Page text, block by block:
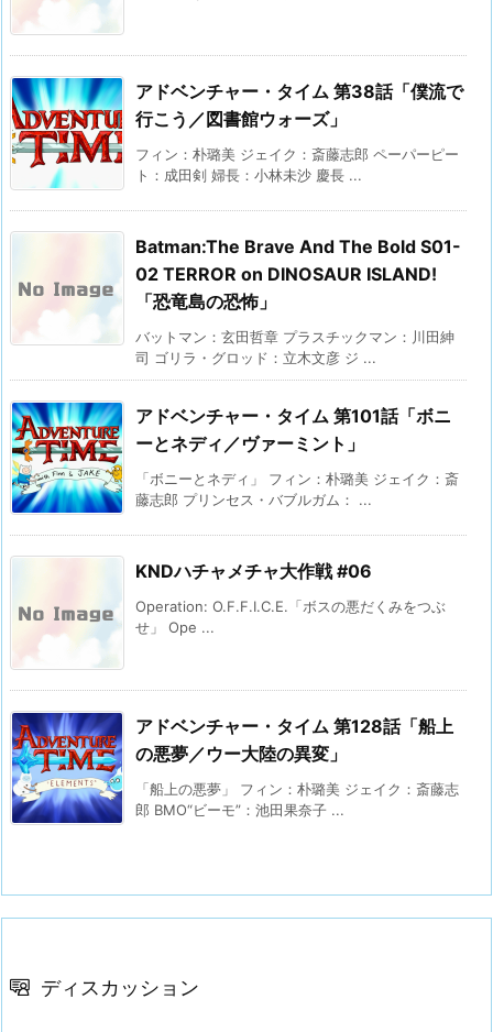
アドベンチャー・タイム 第38話「僕流で
行こう／図書館ウォーズ」
フィン：朴璐美 ジェイク：斎藤志郎 ペーパーピー
ト：成田剣 婦長：小林未沙 慶長 ...
Batman:The Brave And The Bold S01-
02 TERROR on DINOSAUR ISLAND!
「恐竜島の恐怖」
バットマン：玄田哲章 プラスチックマン：川田紳
司 ゴリラ・グロッド：立木文彦 ジ ...
アドベンチャー・タイム 第101話「ボニ
ーとネディ／ヴァーミント」
「ボニーとネディ」 フィン：朴璐美 ジェイク：斎
藤志郎 プリンセス・バブルガム： ...
KNDハチャメチャ大作戦 #06
Operation: O.F.F.I.C.E.「ボスの悪だくみをつぶ
せ」 Ope ...
アドベンチャー・タイム 第128話「船上
の悪夢／ウー大陸の異変」
「船上の悪夢」 フィン：朴璐美 ジェイク：斎藤志
郎 BMO“ビーモ”：池田果奈子 ...
ディスカッション